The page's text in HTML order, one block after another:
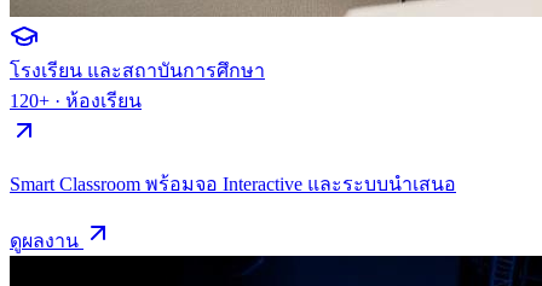
โรงเรียน และสถาบันการศึกษา
120+ · ห้องเรียน
Smart Classroom พร้อมจอ Interactive และระบบนำเสนอ
ดูผลงาน